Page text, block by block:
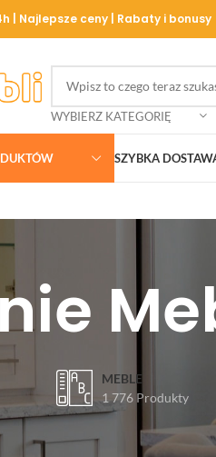
| Najlepsze ceny | Rabaty i bonusy
WYBIERZ KATEGORIĘ
SZYBKA
MEBLE
1 776 Produkty